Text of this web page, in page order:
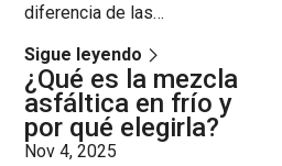
diferencia de las…
Sigue leyendo
¿Qué es la mezcla
asfáltica en frío y
por qué elegirla?
Nov 4, 2025